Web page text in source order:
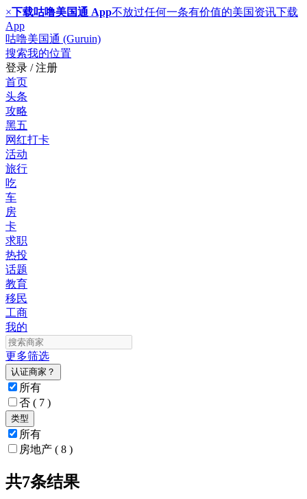
×下载咕噜美国通 App不放过任何一条有价值的美国资讯下载
App
咕噜美国通 (Guruin)
搜索我的位置
登录 / 注册
首页
头条
攻略
黑五
网红打卡
活动
旅行
吃
车
房
卡
求职
热投
话题
教育
移民
工商
我的
更多筛选
认证商家？
所有
否 ( 7 )
类型
所有
房地产 ( 8 )
共7条结果